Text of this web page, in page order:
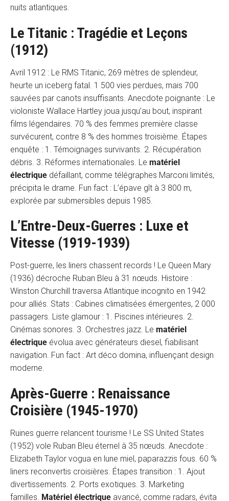
nuits atlantiques.
Le Titanic : Tragédie et Leçons
(1912)
Avril 1912 : Le RMS Titanic, 269 mètres de splendeur,
heurte un iceberg fatal. 1 500 vies perdues, mais 700
sauvées par canots insuffisants. Anecdote poignante : Le
violoniste Wallace Hartley joua jusqu’au bout, inspirant
films légendaires. 70 % des femmes première classe
survécurent, contre 8 % des hommes troisième. Étapes
enquête : 1. Témoignages survivants. 2. Récupération
débris. 3. Réformes internationales. Le matériel
électrique défaillant, comme télégraphes Marconi limités,
précipita le drame. Fun fact : L’épave gît à 3 800 m,
explorée par submersibles depuis 1985.
L’Entre-Deux-Guerres : Luxe et
Vitesse (1919-1939)
Post-guerre, les liners chassent records ! Le Queen Mary
(1936) décroche Ruban Bleu à 31 nœuds. Histoire :
Winston Churchill traversa Atlantique incognito en 1942
pour alliés. Stats : Cabines climatisées émergentes, 2 000
passagers. Liste glamour : 1. Piscines intérieures. 2.
Cinémas sonores. 3. Orchestres jazz. Le matériel
électrique évolua avec générateurs diesel, fiabilisant
navigation. Fun fact : Art déco domina, influençant design
moderne.
Après-Guerre : Renaissance
Croisière (1945-1970)
Ruines guerre relancent tourisme ! Le SS United States
(1952) vole Ruban Bleu éternel à 35 nœuds. Anecdote :
Elizabeth Taylor vogua en lune miel, paparazzis fous. 60 %
liners reconvertis croisières. Étapes transition : 1. Ajout
divertissements. 2. Ports exotiques. 3. Marketing
familles. Matériel électrique avancé, comme radars, évita